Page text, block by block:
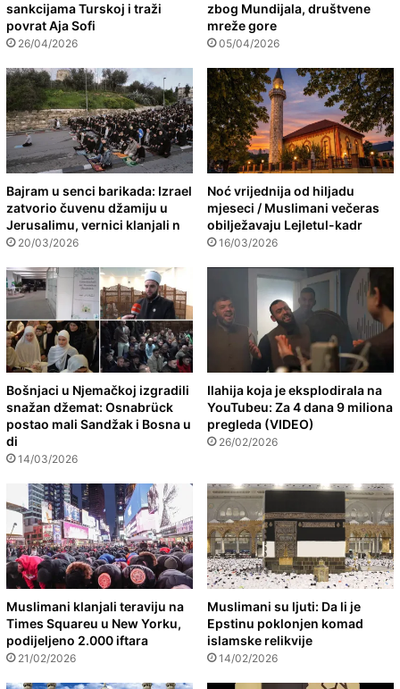
sankcijama Turskoj i traži
povrat Aja Sofi
26/04/2026
zbog Mundijala, društvene
mreže gore
05/04/2026
Bajram u senci barikada: Izrael
zatvorio čuvenu džamiju u
Jerusalimu, vernici klanjali n
20/03/2026
Noć vrijednija od hiljadu
mjeseci / Muslimani večeras
obilježavaju Lejletul-kadr
16/03/2026
Bošnjaci u Njemačkoj izgradili
snažan džemat: Osnabrück
postao mali Sandžak i Bosna u
di
14/03/2026
Ilahija koja je eksplodirala na
YouTubeu: Za 4 dana 9 miliona
pregleda (VIDEO)
26/02/2026
Muslimani klanjali teraviju na
Times Squareu u New Yorku,
podijeljeno 2.000 iftara
21/02/2026
Muslimani su ljuti: Da li je
Epstinu poklonjen komad
islamske relikvije
14/02/2026